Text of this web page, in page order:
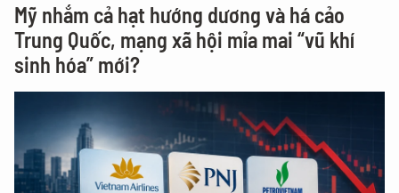
Mỹ nhắm cả hạt hướng dương và há cảo
Trung Quốc, mạng xã hội mỉa mai “vũ khí
sinh hóa” mới?